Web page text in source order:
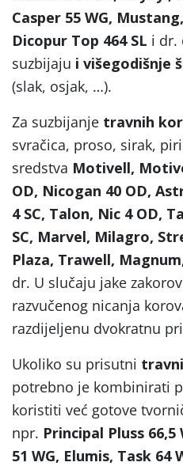
Casper 55 WG,
Dicopur Top 464 SL i dr.
suzbijaju i višegodišnje
(slak, osjak, …).
Za suzbijanje travnih
svračica, proso, sirak,
sredstva Motivell,
OD, Nicogan 40 OD,
4 SC, Talon, Nic 4 OD,
SC, Marvel, Milagro,
Plaza, Trawell,
dr. U slučaju jake
razvučenog nicanja
razdijeljenu dvokratnu
Ukoliko su prisutni
potrebno je kombinirati
koristiti već gotove
npr. Principal Pluss 66,5
51 WG, Elumis, Task 64